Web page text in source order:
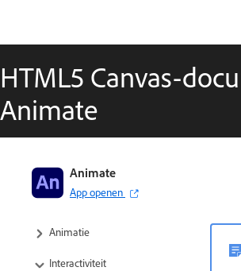
HTML5 Canvas-
Animate
Animate
App openen
Adobe Animate-handboek
Inleiding tot Animate
Animatie
Interactiviteit